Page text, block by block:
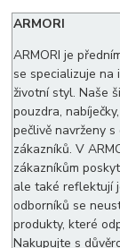
ARMORI
ARMORI je
se specializuje na
životní styl. Naše
pouzdra,
pečlivě navrženy
zákazníků. V
zákazníkům
ale také reflektují
odborníků se
produkty, které
Nakupujte s